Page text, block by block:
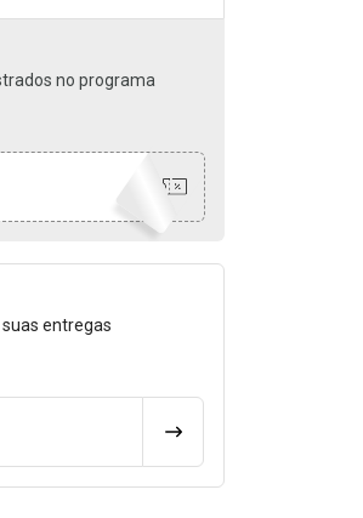
no programa
o Frete
entregas
CALCULAR FRETE